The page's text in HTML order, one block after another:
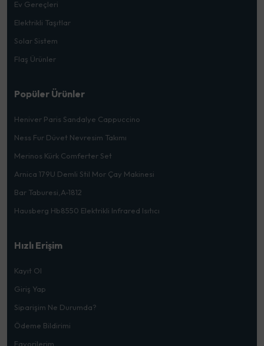
Ev Gereçleri
Elektrikli Taşıtlar
Solar Sistem
Flaş Ürünler
Popüler Ürünler
Heniver Paris Sandalye Cappuccino
Ness Fur Düvet Nevresim Takımı
Merinos Kürk Comferter Set
Arnica 179U Demli Stil Mor Çay Makinesi
Bar Taburesi,A-1812
Hausberg Hb8550 Elektrikli Infrared Isıtıcı
Hızlı Erişim
Kayıt Ol
Giriş Yap
Siparişim Ne Durumda?
Ödeme Bildirimi
Favorilerim